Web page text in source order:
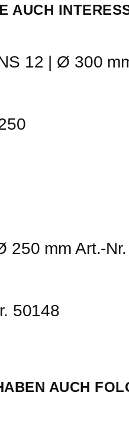
AUCH
12 | Ø 300
250 mm Art.-
50148
AUCH